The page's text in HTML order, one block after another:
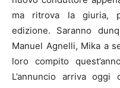
ma ritrova la giuria,
edizione. Saranno
Manuel Agnelli, Mika a
loro compito
L’annuncio arriva